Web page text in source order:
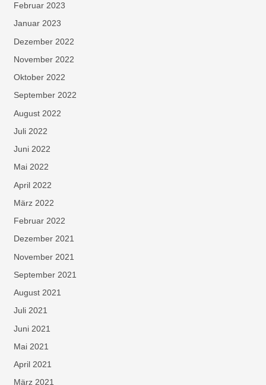
Februar 2023
Januar 2023
Dezember 2022
November 2022
Oktober 2022
September 2022
August 2022
Juli 2022
Juni 2022
Mai 2022
April 2022
März 2022
Februar 2022
Dezember 2021
November 2021
September 2021
August 2021
Juli 2021
Juni 2021
Mai 2021
April 2021
März 2021